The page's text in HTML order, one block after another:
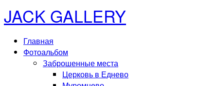
JACK GALLERY
Главная
Фотоальбом
Заброшенные места
Церковь в Еднево